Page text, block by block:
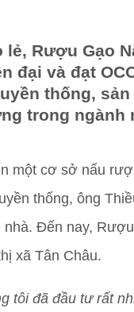
Rượu Gạo
đại và đạt
thống,
trong ngành
một cơ sở nấu
thống, ông
nhà. Đến nay,
xã Tân Châu.
tôi đã đầu tư rất